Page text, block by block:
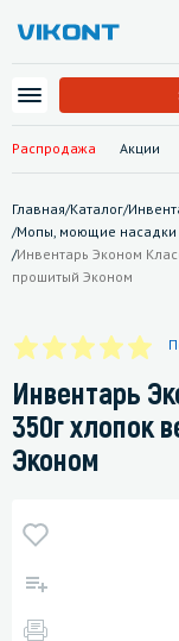
Распродажа Акции
Главная/Каталог/
/Мопы, моющие насадки
/Инвентарь Эконом
прошитый Эконом
Инвентарь
350г хлопок
Эконом